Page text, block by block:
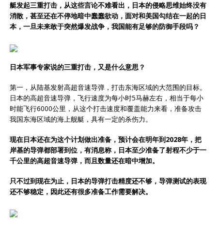
艇发起三重打击，从这些言论不难看出，日本的侵略思维始终没有
消散，甚至还在不停地暗中蠢蠢欲动，面对和美国勾结在一起的日
本，一旦未来敢于突然爆发战争，我国能有足够的防御手段吗？
日本军事专家说的三重打击，又是什么意思？
第一，从陆基发射高超音速导弹，打击东海区域的大范围的目标。
日本的高超音速导弹，飞行速度为每小时5马赫左右，相当于每小
时能飞行6000公里，从这个打击速度和覆盖能力来看，准备攻击
我国东海区域的海上舰艇，具有一定的杀伤力。
现在日本还在为这个计划做出准备，预计会在明年到2028年，把
岸基的导弹都部署到位，有消息称，日本至少准备了射程不少于一
千公里的高超音速导弹，而且数量还在暗中增加。
只不过到现在为止，日本的导弹打击精度还不够，导弹测试的表现
还不够稳定，因此还有很多准备工作需要解决。